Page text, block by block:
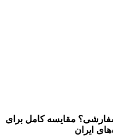
مقایسه کامل برای
ایران